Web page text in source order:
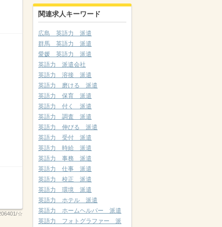
☆
関連求人キーワード
広島 英語力 派遣
群馬 英語力 派遣
愛媛 英語力 派遣
英語力 派遣会社
英語力 溶接 派遣
英語力 磨ける 派遣
英語力 保育 派遣
英語力 付く 派遣
英語力 調査 派遣
英語力 伸びる 派遣
英語力 受付 派遣
英語力 時給 派遣
英語力 事務 派遣
英語力 仕事 派遣
英語力 校正 派遣
英語力 環境 派遣
英語力 ホテル 派遣
英語力 ホームヘルパー 派遣
英語力 フォトグラファー 派